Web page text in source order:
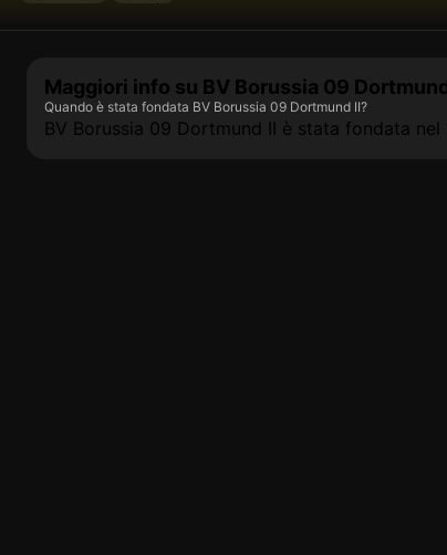
Maggiori info su BV Borussia 09
Quando è stata fondata BV Borussia 09 Dortmund II?
BV Borussia 09 Dortmund II è stata fondata nel